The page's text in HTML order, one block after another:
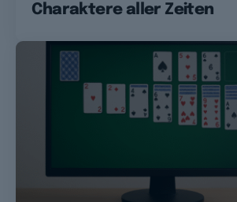
Charaktere aller Zeiten